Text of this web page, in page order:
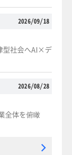
2026/09/18
型社会へAI×デ
2026/08/28
全体を俯瞰